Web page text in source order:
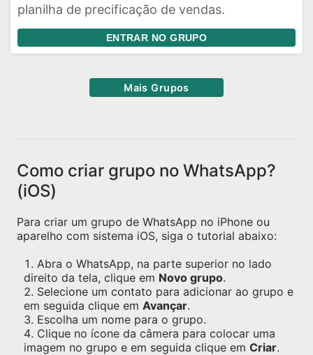
planilha de precificação de vendas.
ENTRAR NO GRUPO
Mais Grupos
Como criar grupo no WhatsApp?
(iOS)
Para criar um grupo de WhatsApp no iPhone ou
aparelho com sistema iOS, siga o tutorial abaixo:
Abra o WhatsApp, na parte superior no lado
direito da tela, clique em Novo grupo.
Selecione um contato para adicionar ao grupo e
em seguida clique em Avançar.
Escolha um nome para o grupo.
Clique no ícone da câmera para colocar uma
imagem no grupo e em seguida clique em Criar.